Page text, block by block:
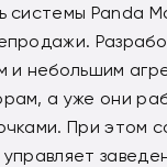
системы Panda
и небольшим
а уже они
При этом